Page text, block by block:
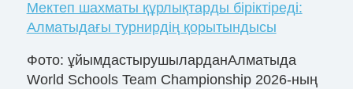
Мектеп шахматы құрлықтарды біріктіреді:
Алматыдағы турнирдің қорытындысы
Фото: ұйымдастырушыларданАлматыда
World Schools Team Championship 2026-ның